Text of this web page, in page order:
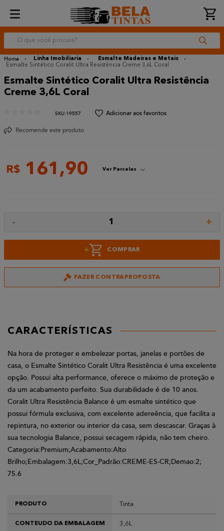
O que você procura?
Linha Imobiliaria
Esmalte Madeiras e Metais
Esmalte Sintético Coralit Ultra Resistência Creme 3,6L Coral
Esmalte Sintético Coralit Ultra Resistência
Creme 3,6L Coral
:19557
Recomende este produto
R$ 161 ,90 Ver Parcelas
- 1 +
+ COMPRAR
FAZER CONTRAPROPOSTA
CARACTERÍSTICAS
Na hora de proteger e embelezar portas, janelas e portões de
casa, o Esmalte Sintético Coralit Ultra Resistência é uma excelente
opção. Possui alta performance, oferece o máximo de proteção e
da um acabamento perfeito. Sua durabilidade é de 10 anos.
Coralit Ultra Resistência Balance é um esmalte sintético que
possui fórmula exclusiva, com excelente adereência, que facilita a
repintura, no exterior ou interior da casa, sem descascar. Graças à
sua tecnologia Balance, possui secagem rápida, não tem cheiro.
Categoria:Premium;Acabamento:Alto
Brilho;Embalagem:3,6L;Cor_Padrão:CREME-ES-CR;Demao:2;
75.6
PRODUTO Tinta
CONTEUDO DA EMBALAGEM 3,6L